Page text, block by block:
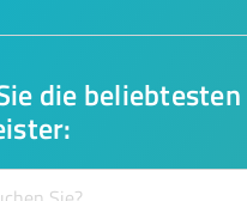
die beliebtesten